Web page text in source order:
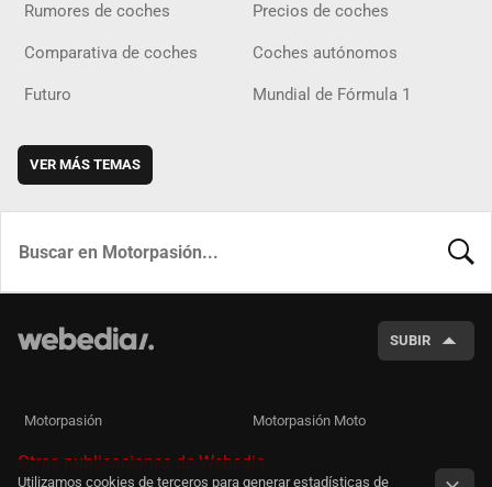
Rumores de coches Precios de coches
Comparativa de coches Coches autónomos
Futuro Mundial de Fórmula 1
VER MÁS TEMAS
SUBIR
Motorpasión Motorpasión Moto
Otras publicaciones de Webedia
Utilizamos cookies de terceros para generar estadísticas de